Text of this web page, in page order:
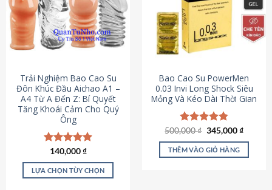
Trải Nghiệm Bao Cao Su
Đôn Khúc Đầu Aichao A1 –
A4 Từ A Đến Z: Bí Quyết
Tăng Khoái Cảm Cho Quý
Ông
Được xếp
hạng4.88
5 sao
140,000₫
LỰA CHỌN TÙY CHỌN
Bao Cao Su PowerMen
0.03 Invi Long Shock Siêu
Mỏng Và Kéo Dài Thời Gian
Được xếp
hạng4.85
5 sao
500,000₫ Giá
là:
500,000 ₫.
345,000₫Giá
tại
THÊM VÀO GIỎ HÀNG